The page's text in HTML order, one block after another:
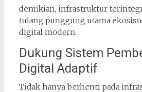
demikian, infrastruktur
tulang punggung utama
digital modern.
Dukung Sistem
Digital Adaptif
Tidak hanya berhenti pada